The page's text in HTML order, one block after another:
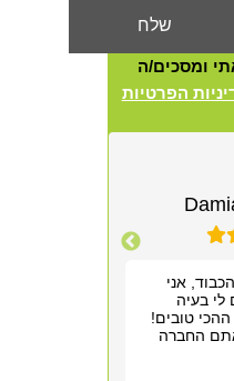
ומסכים/ה
הפרטיות
אני
בעיה
טובים!
החברה